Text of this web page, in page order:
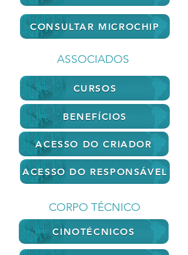
CONSULTAR MICROCHIP
ASSOCIADOS
CURSOS
BENEFÍCIOS
ACESSO DO CRIADOR
ACESSO DO RESPONSÁVEL
CORPO TÉCNICO
CINOTÉCNICOS